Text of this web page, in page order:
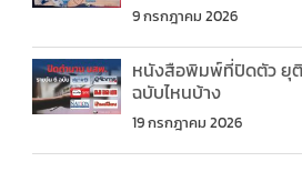
9 กรกฎาคม 2026
หนังสือพิมพ์ที่ปิดตัว ยุ
ฉบับไหนบ้าง
19 กรกฎาคม 2026